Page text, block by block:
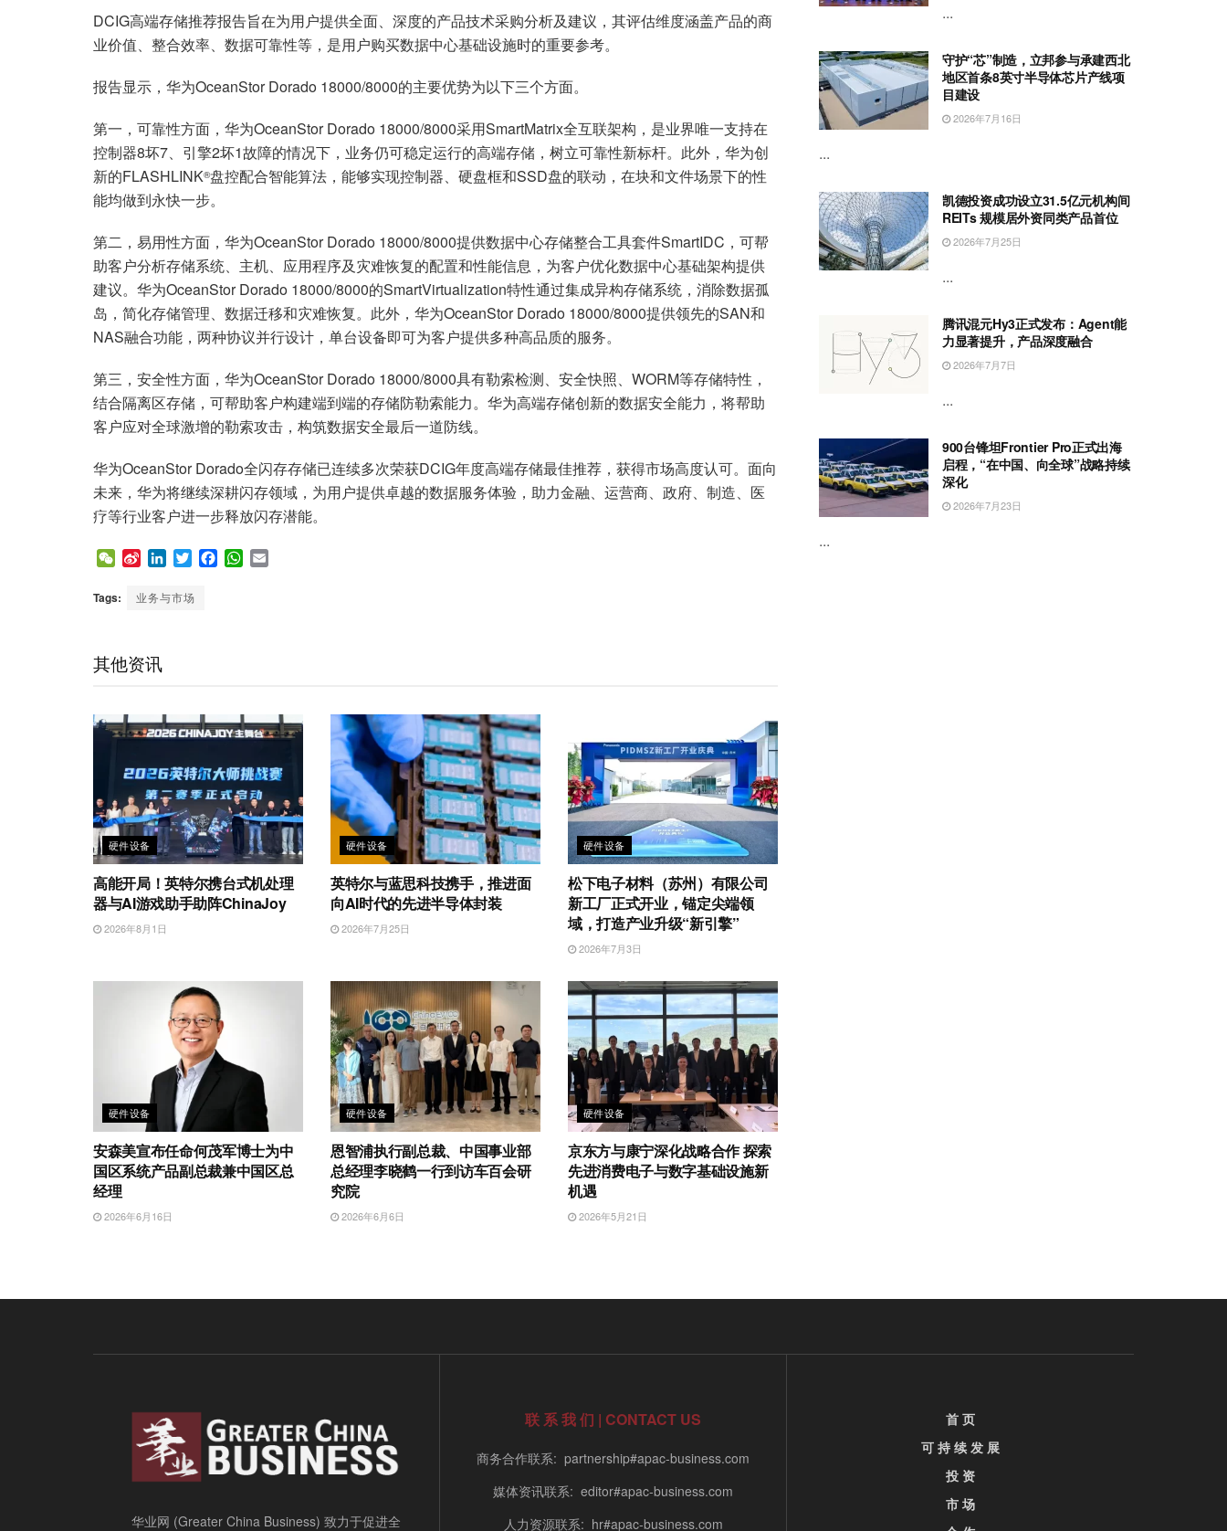
DCIG高端存储推荐报告旨在为用户提供全面、深度的产品技术采购分析及建议，其评估维度涵盖产品的商
业价值、整合效率、数据可靠性等，是用户购买数据中心基础设施时的重要参考。
报告显示，华为OceanStor Dorado 18000/8000的主要优势为以下三个方面。
第一，可靠性方面，华为OceanStor Dorado 18000/8000采用SmartMatrix全互联架构，是业界唯一支持在
控制器8坏7、引擎2坏1故障的情况下，业务仍可稳定运行的高端存储，树立可靠性新标杆。此外，华为创
新的FLASHLINK®盘控配合智能算法，能够实现控制器、硬盘框和SSD盘的联动，在块和文件场景下的性
能均做到永快一步。
第二，易用性方面，华为OceanStor Dorado 18000/8000提供数据中心存储整合工具套件SmartIDC，可帮
助客户分析存储系统、主机、应用程序及灾难恢复的配置和性能信息，为客户优化数据中心基础架构提供
建议。华为OceanStor Dorado 18000/8000的SmartVirtualization特性通过集成异构存储系统，消除数据孤
岛，简化存储管理、数据迁移和灾难恢复。此外，华为OceanStor Dorado 18000/8000提供领先的SAN和
NAS融合功能，两种协议并行设计，单台设备即可为客户提供多种高品质的服务。
第三，安全性方面，华为OceanStor Dorado 18000/8000具有勒索检测、安全快照、WORM等存储特性，
结合隔离区存储，可帮助客户构建端到端的存储防勒索能力。华为高端存储创新的数据安全能力，将帮助
客户应对全球激增的勒索攻击，构筑数据安全最后一道防线。
华为OceanStor Dorado全闪存存储已连续多次荣获DCIG年度高端存储最佳推荐，获得市场高度认可。面向
未来，华为将继续深耕闪存领域，为用户提供卓越的数据服务体验，助力金融、运营商、政府、制造、医
疗等行业客户进一步释放闪存潜能。
W
C
S
n
i
L
n
T
i
F
W
Tags: 业务与市场
其他资讯
硬件设备
高能开局！英特尔携台式机处理
器与AI游戏助手助阵ChinaJoy
2026年8月1日
硬件设备
英特尔与蓝思科技携手，推进面
向AI时代的先进半导体封装
2026年7月25日
硬件设备
松下电子材料（苏州）有限公司
新工厂正式开业，锚定尖端领
域，打造产业升级“新引擎”
2026年7月3日
硬件设备
安森美宣布任命何茂军博士为中
国区系统产品副总裁兼中国区总
经理
2026年6月16日
硬件设备
恩智浦执行副总裁、中国事业部
总经理李晓鹤一行到访车百会研
究院
2026年6月6日
硬件设备
京东方与康宁深化战略合作 探索
先进消费电子与数字基础设施新
机遇
2026年5月21日
...
守护“芯”制造，立邦参与承建西北
地区首条8英寸半导体芯片产线项
目建设
2026年7月16日
...
凯德投资成功设立31.5亿元机构间
REITs 规模居外资同类产品首位
2026年7月25日
...
腾讯混元Hy3正式发布：Agent能
力显著提升，产品深度融合
2026年7月7日
...
900台锋坦Frontier Pro正式出海
启程，“在中国、向全球”战略持续
深化
2026年7月23日
...
华业网 (Greater China Business) 致力于促进全
联 系 我 们 | CONTACT US
商务合作联系: partnership#apac-business.com
媒体资讯联系: editor#apac-business.com
人力资源联系: hr#apac-business.com
首 页
可 持 续 发 展
投 资
市 场